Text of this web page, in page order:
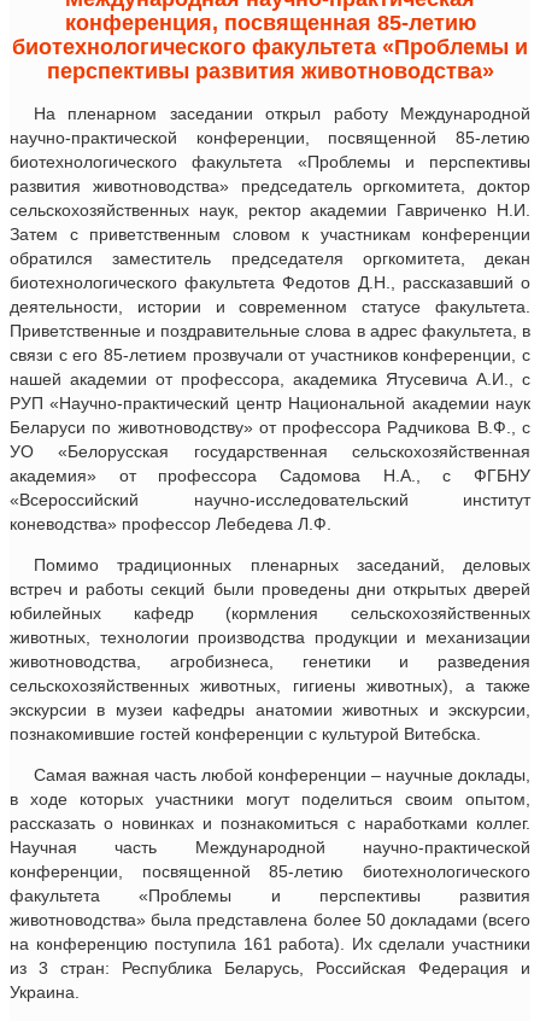
конференция, посвященная 85-летию
биотехнологического факультета «Проблемы и
перспективы развития животноводства»
На пленарном заседании открыл работу Международной
научно-практической конференции, посвященной 85-летию
биотехнологического факультета «Проблемы и перспективы
развития животноводства» председатель оргкомитета, доктор
сельскохозяйственных наук, ректор академии Гавриченко Н.И.
Затем с приветственным словом к участникам конференции
обратился заместитель председателя оргкомитета, декан
биотехнологического факультета Федотов Д.Н., рассказавший о
деятельности, истории и современном статусе факультета.
Приветственные и поздравительные слова в адрес факультета, в
связи с его 85-летием прозвучали от участников конференции, с
нашей академии от профессора, академика Ятусевича А.И., с
РУП «Научно-практический центр Национальной академии наук
Беларуси по животноводству» от профессора Радчикова В.Ф., с
УО «Белорусская государственная сельскохозяйственная
академия» от профессора Садомова Н.А., с ФГБНУ
«Всероссийский научно-исследовательский институт
коневодства» профессор Лебедева Л.Ф.
Помимо традиционных пленарных заседаний, деловых
встреч и работы секций были проведены дни открытых дверей
юбилейных кафедр (кормления сельскохозяйственных
животных, технологии производства продукции и механизации
животноводства, агробизнеса, генетики и разведения
сельскохозяйственных животных, гигиены животных), а также
экскурсии в музеи кафедры анатомии животных и экскурсии,
познакомившие гостей конференции с культурой Витебска.
Самая важная часть любой конференции – научные доклады,
в ходе которых участники могут поделиться своим опытом,
рассказать о новинках и познакомиться с наработками коллег.
Научная часть Международной научно-практической
конференции, посвященной 85-летию биотехнологического
факультета «Проблемы и перспективы развития
животноводства» была представлена более 50 докладами (всего
на конференцию поступила 161 работа). Их сделали участники
из 3 стран: Республика Беларусь, Российская Федерация и
Украина.